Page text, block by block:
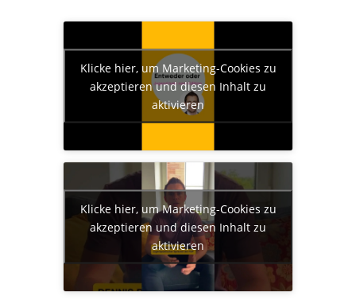
Klicke hier, um Marketing-Cookies zu
akzeptieren und diesen Inhalt zu
aktivieren
Klicke hier, um Marketing-Cookies zu
akzeptieren und diesen Inhalt zu
aktivieren